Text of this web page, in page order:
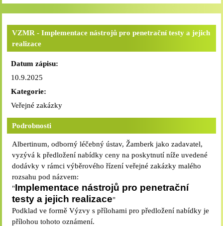
VZMR - Implementace nástrojů pro penetrační testy a jejich
realizace
Datum zápisu:
10.9.2025
Kategorie:
Veřejné zakázky
Podrobnosti
Albertinum, odborný léčebný ústav, Žamberk jako zadavatel,
vyzývá k předložení nabídky ceny na poskytnutí níže uvedené
dodávky v rámci výběrového řízení veřejné zakázky malého
rozsahu pod názvem:
"Implementace nástrojů pro penetrační
testy a jejich realizace"
Podklad ve formě Výzvy s přílohami pro předložení nabídky je
přílohou tohoto oznámení.